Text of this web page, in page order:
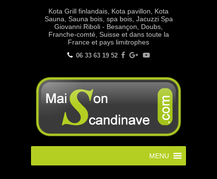
Kota Grill finlandais, Kota pavillon, Kota
Sauna, Sauna bois, spa bois, Jacuzzi Spa
Giovanni Riboli - Besançon, Doubs,
Franche-comté, Suisse et dans toute la
France et pays limitrophes
06 33 63 19 52
MENU